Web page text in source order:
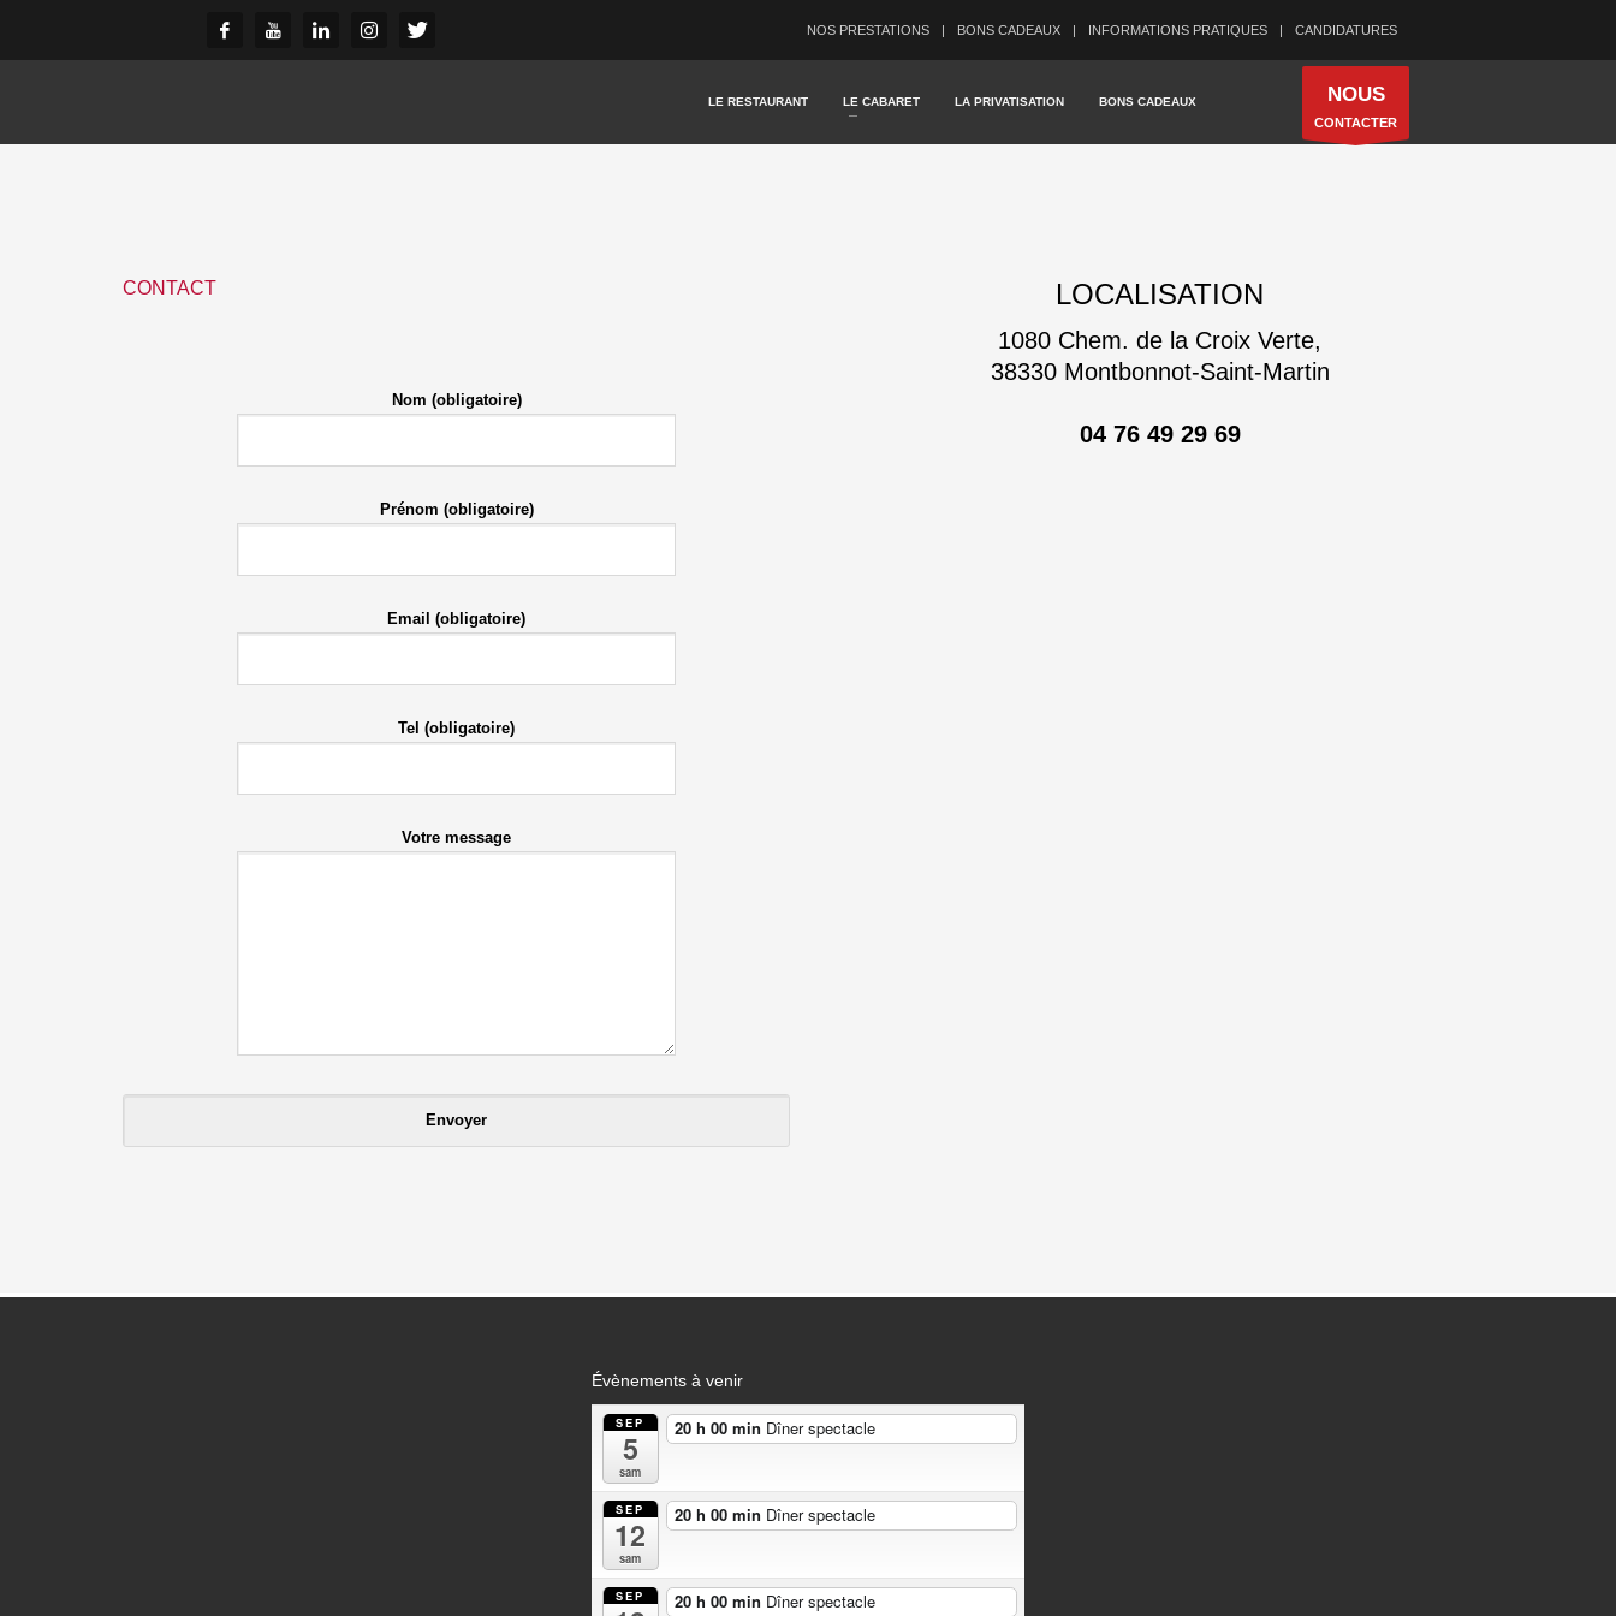
NOS PRESTATIONS BONS CADEAUX INFORMATIONS PRATIQUES CANDIDATURES
LE RESTAURANT LE CABARET LA PRIVATISATION BONS CADEAUX NOUS
CONTACTER
CONTACT
Nom (obligatoire)
Prénom (obligatoire)
Email (obligatoire)
Tel (obligatoire)
Votre message
LOCALISATION
1080 Chem. de la Croix Verte,
38330 Montbonnot-Saint-Martin
04 76 49 29 69
Évènements à venir
SEP
5
sam
20 h 00 min Dîner spectacle
SEP
12
sam
20 h 00 min Dîner spectacle
SEP 20 h 00 min Dîner spectacle